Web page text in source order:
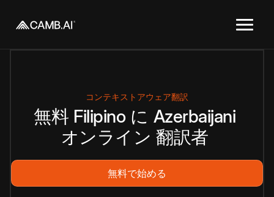
コンテキストアウェア翻訳
無料 Filipino に Azerbaijani
オンライン 翻訳者
無料で始める